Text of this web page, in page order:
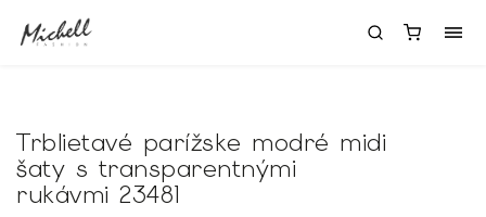
Trblietavé parížske modré midi
šaty s transparentnými
rukávmi 23481